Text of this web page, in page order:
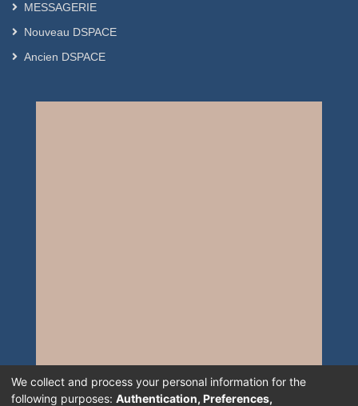
MESSAGERIE
Nouveau DSPACE
Ancien DSPACE
We collect and process your personal information for the
following purposes: Authentication, Preferences,